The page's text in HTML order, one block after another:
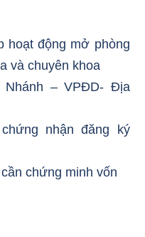
hoạt động mở phòng
và chuyên khoa
Nhánh – VPĐD- Địa
nhận đăng ký
chứng minh vốn